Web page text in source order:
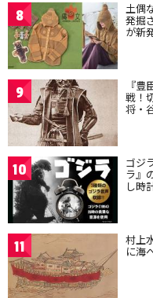
8 土偶
発掘
が新
9 『
戦！
将・
10 ゴジ
ラ』
し時
11 村上
に海